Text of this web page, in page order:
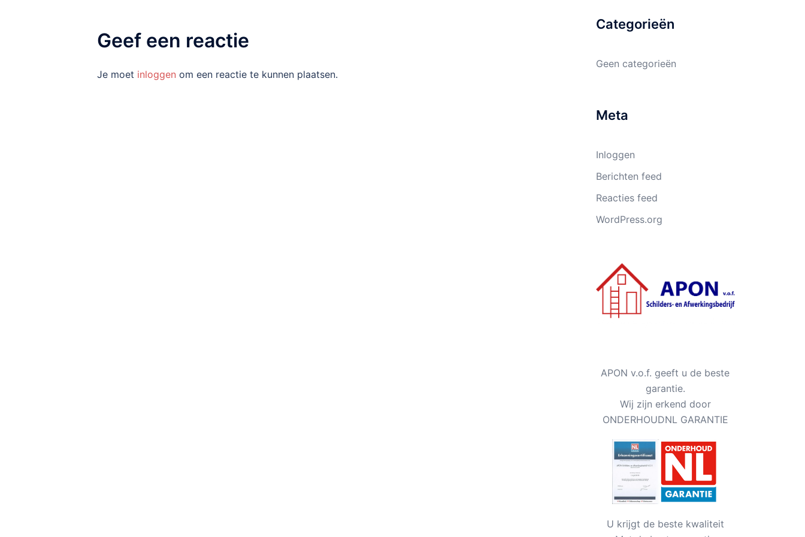
Geef een reactie
Je moet inloggen om een reactie te kunnen plaatsen.
Categorieën
Geen categorieën
Meta
Inloggen
Berichten feed
Reacties feed
WordPress.org
APON v.o.f. geeft u de beste
garantie.
Wij zijn erkend door
ONDERHOUDNL GARANTIE
U krijgt de beste kwaliteit